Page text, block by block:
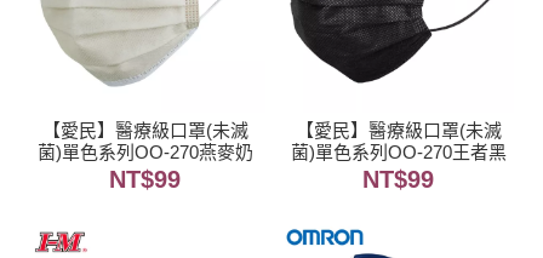
【愛民】醫療級口罩(未滅
菌)單色系列OO-270燕麥奶
NT$99
【愛民】醫療級口罩(未滅
菌)單色系列OO-270王者黑
NT$99